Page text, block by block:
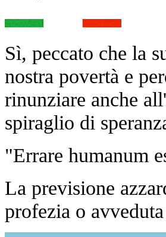
Sì, peccato che la
nostra povertà e
rinunziare anche
spiraglio di
"Errare humanum
La previsione
profezia o